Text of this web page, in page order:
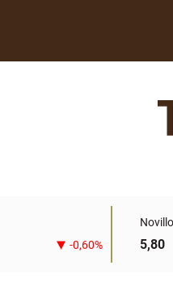
-0,60% 5,80